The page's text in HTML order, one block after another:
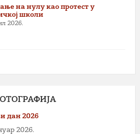
на нулу као протест у
школи
2026.
дан 2026
2026.